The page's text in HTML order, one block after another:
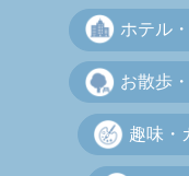
ホテル
お散歩
趣味・